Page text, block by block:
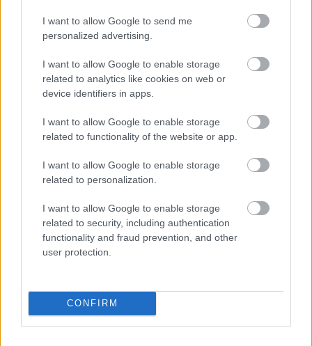
I want to allow Google to send me
personalized advertising.
I want to allow Google to enable storage
related to analytics like cookies on web or
device identifiers in apps.
I want to allow Google to enable storage
related to functionality of the website or app.
I want to allow Google to enable storage
related to personalization.
I want to allow Google to enable storage
related to security, including authentication
functionality and fraud prevention, and other
user protection.
CONFIRM
12 ώρες πριν
Ελληνικές εξαγωγές: Εσπασαν το φράγμα
των 5 δισ. ευρώ τον Ιούνιο – Δείτε
αναλυτικά τα στοιχεία...
ENIKOS NETWORK